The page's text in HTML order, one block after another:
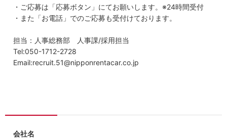
・ご応募は「応募ボタン」にてお願いします。※24時間受付
・また「お電話」でのご応募も受付けております。
担当：人事総務部 人事課/採用担当
Tel:050-1712-2728
Email:recruit.51@nipponrentacar.co.jp
会社名